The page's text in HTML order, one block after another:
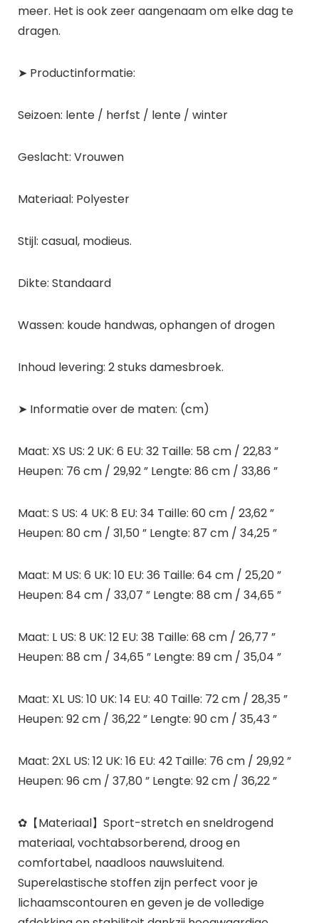
meer. Het is ook zeer aangenaam om elke dag te
dragen.
➤ Productinformatie:
Seizoen: lente / herfst / lente / winter
Geslacht: Vrouwen
Materiaal: Polyester
Stijl: casual, modieus.
Dikte: Standaard
Wassen: koude handwas, ophangen of drogen
Inhoud levering: 2 stuks damesbroek.
➤ Informatie over de maten: (cm)
Maat: XS US: 2 UK: 6 EU: 32 Taille: 58 cm / 22,83 ”
Heupen: 76 cm / 29,92 ” Lengte: 86 cm / 33,86 ”
Maat: S US: 4 UK: 8 EU: 34 Taille: 60 cm / 23,62 ”
Heupen: 80 cm / 31,50 ” Lengte: 87 cm / 34,25 ”
Maat: M US: 6 UK: 10 EU: 36 Taille: 64 cm / 25,20 ”
Heupen: 84 cm / 33,07 ” Lengte: 88 cm / 34,65 ”
Maat: L US: 8 UK: 12 EU: 38 Taille: 68 cm / 26,77 ”
Heupen: 88 cm / 34,65 ” Lengte: 89 cm / 35,04 ”
Maat: XL US: 10 UK: 14 EU: 40 Taille: 72 cm / 28,35 ”
Heupen: 92 cm / 36,22 ” Lengte: 90 cm / 35,43 ”
Maat: 2XL US: 12 UK: 16 EU: 42 Taille: 76 cm / 29,92 ”
Heupen: 96 cm / 37,80 ” Lengte: 92 cm / 36,22 ”
✿【Materiaal】Sport-stretch en sneldrogend
materiaal, vochtabsorberend, droog en
comfortabel, naadloos nauwsluitend.
Superelastische stoffen zijn perfect voor je
lichaamscontouren en geven je de volledige